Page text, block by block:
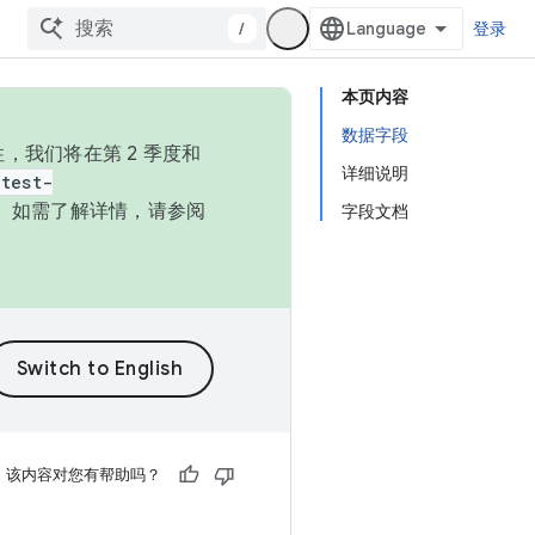
/ 登录
本页内容
数据字段
详细说明
字段文档
我们将在第 2 季度和
如需了解详情，请参阅
该内容对您有帮助吗？